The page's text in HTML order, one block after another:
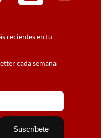
recientes en tu
cada semana